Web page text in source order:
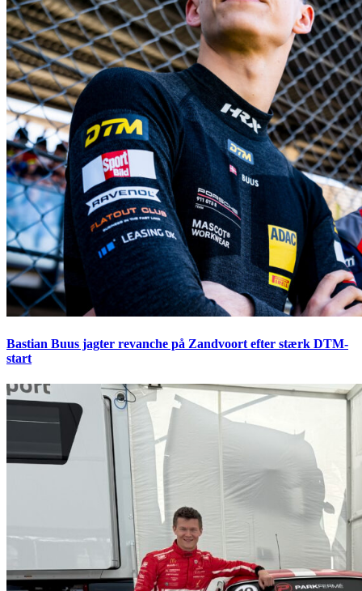
Bastian Buus jagter revanche på Zandvoort efter stærk DTM-
start